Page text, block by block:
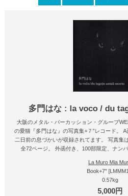
多門はな : la voco / du
大阪のメタル・パーカッション・グループ
の愛猫『多門はな』の写真集+７”レコード。
二日前の息づかいが収録されてます。 写真集
全72ページ。 外函付き、100部限定、ナン
La Muro Mia
Book+7"
0.57kg
5,000円